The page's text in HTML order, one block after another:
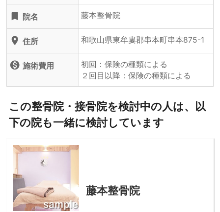
turned_in 院名 藤本整骨院
location_on 住所 和歌山県東牟婁郡串本町串本875-1
monetization_on 施術費用
初回：保険の種類による
２回目以降：保険の種類による
この整骨院・接骨院を検討中の人は、以
下の院も一緒に検討しています
藤本整骨院